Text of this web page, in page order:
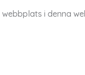
i denna